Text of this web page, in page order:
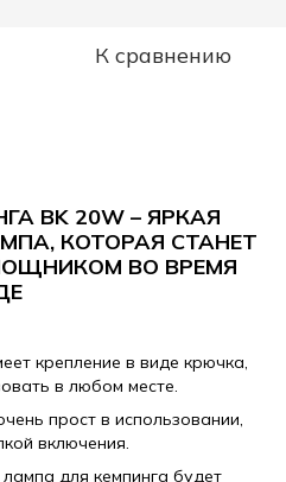
К сравнению
BK 20W – ЯРКАЯ
КОТОРАЯ СТАНЕТ
ВО ВРЕМЯ
крепление в виде крючка,
в любом месте.
прост в использовании,
включения.
для кемпинга будет